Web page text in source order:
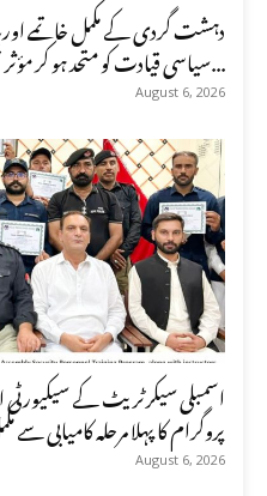
دہشت گردی کے مکمل خاتمے
سیاسی قیادت کو متحد ہو کر مؤثر حکمت عملی اپنانا ہوگی، طارق...
August 6, 2026
اسمبلی سیکرٹریٹ کے
پروگرام کا پہلا مرحلہ کامیابی سے
August 6, 2026